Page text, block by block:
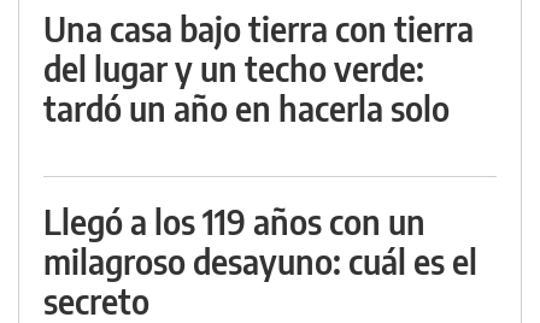
Una casa bajo tierra con tierra
del lugar y un techo verde:
tardó un año en hacerla solo
Llegó a los 119 años con un
milagroso desayuno: cuál es el
secreto